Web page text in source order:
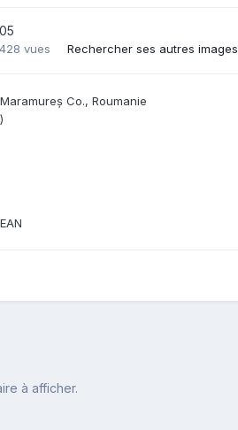
vues Rechercher ses autres images
Co., Roumanie
à afficher.